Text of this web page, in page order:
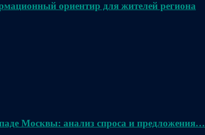
ориентир для жителей региона
Москвы: анализ спроса и предложения…